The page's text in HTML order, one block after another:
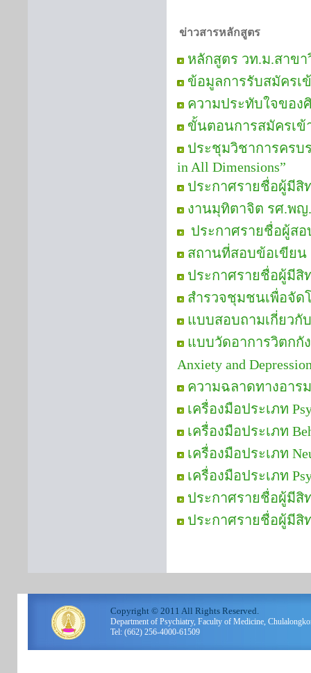
ข่าวสารหลักสูตร
หลักสูตร วท.ม.สาข
ข้อมูลการรับสมัคร
ความประทับใจของ
ขั้นตอนการสมัครเข้
ประชุมวิชาการครบ
in All Dimensions”
ประกาศรายชื่อผู้มีสิ
งานมุทิตาจิต รศ.พ
ประกาศรายชื่อผู้ส
สถานที่สอบข้อเขียน
ประกาศรายชื่อผู้มีสิ
สำรวจชุมชนเพื่อจัด
แบบสอบถามเกี่ยวกั
แบบวัดอาการวิตกกั
Anxiety and
ความฉลาดทางอาร
เครื่องมือประเภท
เครื่องมือประเภท
เครื่องมือประเภท
เครื่องมือประเภท
ประกาศรายชื่อผู้มีสิ
ประกาศรายชื่อผู้มีสิ
Copyright © 2011 All Rights Reserved.
Department of Psychiatry, Faculty of Medicine,
Tel: (662) 256-4000-61509